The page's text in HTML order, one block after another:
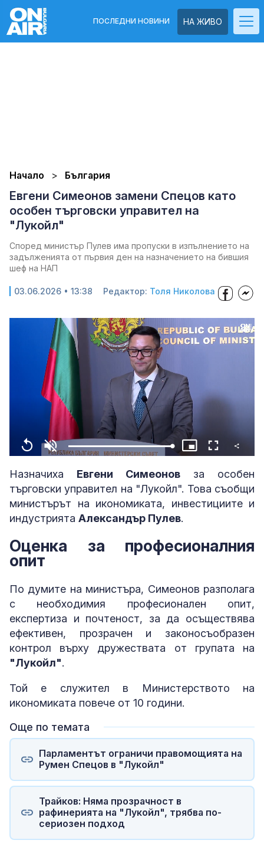
НА ЖИВО
ПОСЛЕДНИ НОВИНИ
Начало България
Евгени Симеонов замени Спецов като
особен търговски управител на
"Лукойл"
Според министър Пулев има пропуски в изпълнението на
задълженията от първия ден на назначението на бившия
шеф на НАП
03.06.2026 • 13:38 Редактор: Толя Николова
Replay Unmute Loaded:
100.00%
Picture-
in-
Fullscreen
Назначиха Евгени Симеонов за особен
търговски управител на "Лукойл". Това съобщи
министърът на икономиката, инвестициите и
индустрията Александър Пулев.
Оценка за професионалния
опит
По думите на министъра, Симеонов разполага
с необходимия професионален опит,
експертиза и почтеност, за да осъществява
ефективен, прозрачен и законосъобразен
контрол върху дружествата от групата на
"Лукойл".
Той е служител в Министерството на
икономиката повече от 10 години.
Още по темата
Парламентът ограничи правомощията на
Румен Спецов в "Лукойл"
Трайков: Няма прозрачност в
рафинерията на "Лукойл", трябва по-
сериозен подход